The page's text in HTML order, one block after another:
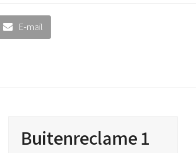
E-mail
Buitenreclame 1